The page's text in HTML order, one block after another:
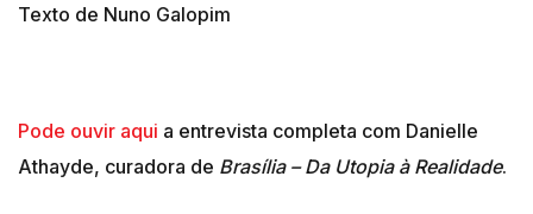
Texto de Nuno Galopim
Pode ouvir aqui a entrevista completa com Danielle
Athayde, curadora de Brasília – Da Utopia à Realidade.